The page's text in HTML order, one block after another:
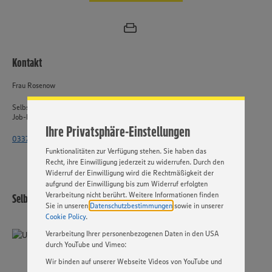
Ihre Privatsphäre-Einstellungen
Inhalte anzubieten. Ihre Einwilligung in die Nutzung von
Cookies und anderer Technologien ist freiwillig und kann
„EINSTELLUNGEN ÄNDERN”. Bitte beachten Sie, dass auf
Basis Ihrer Einstellungen ggf. nicht mehr alle
Funktionalitäten zur Verfügung stehen. Sie haben das
Recht, ihre Einwilligung jederzeit zu widerrufen. Durch den
Widerruf der Einwilligung wird die Rechtmäßigkeit der
aufgrund der Einwilligung bis zum Widerruf erfolgten
Verarbeitung nicht berührt. Weitere Informationen finden
Sie in unseren Datenschutzbestimmungen sowie in unserer
Cookie Policy.
Verarbeitung Ihrer personenbezogenen Daten in den USA
durch YouTube und Vimeo:
Wir binden auf unserer Webseite Videos von YouTube und
Kontakt
Frau Rosenow
Selbstständiger Einzelhandel
Job-ID: 63257
033764 - 2515 4471
Selbstständiger Einzelhandel